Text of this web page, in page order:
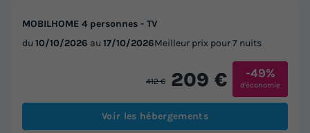
MOBILHOME 4 personnes - TV
du 10/10/2026 au 17/10/2026Meilleur prix pour 7 nuits
412 € 209 € -49%
d'économie
Voir les hébergements